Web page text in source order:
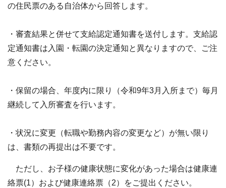
の住民票のある自治体から回答します。
・審査結果と併せて支給認定通知書を送付します。支給認
定通知書は入園・転園の決定通知と異なりますので、ご注
意ください。
・保留の場合、年度内に限り（令和9年3月入所まで）毎月
継続して入所審査を行います。
・状況に変更（転職や勤務内容の変更など）が無い限り
は、書類の再提出は不要です。
ただし、お子様の健康状態に変化があった場合は健康連
絡票(1）および健康連絡票（2）をご提出ください。